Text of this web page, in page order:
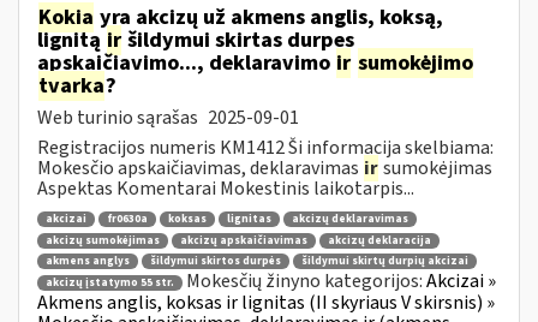
Kokia yra akcizų už akmens anglis, koksą,
lignitą ir šildymui skirtas durpes
apskaičiavimo..., deklaravimo ir sumokėjimo
tvarka?
Web turinio sąrašas 2025-09-01
Registracijos numeris KM1412 Ši informacija skelbiama:
Mokesčio apskaičiavimas, deklaravimas irsumokėjimas
Aspektas Komentarai Mokestinis laikotarpis...
akcizai fr0630a koksas lignitas
akcizų deklaravimas
akcizų sumokėjimas
akcizų apskaičiavimas
akcizų deklaracija
akmens anglys
šildymui skirtos durpės
šildymui skirtų durpių akcizai
akcizų įstatymo 55 str.
Mokesčių žinyno kategorijos:Akcizai »
Akmens anglis, koksas ir lignitas (II skyriaus V skirsnis) »